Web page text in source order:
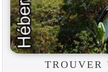
TROUVER